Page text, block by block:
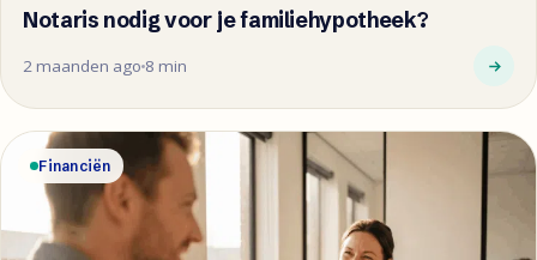
Notaris nodig voor je familiehypotheek?
2 maanden ago 8 min
Financiën